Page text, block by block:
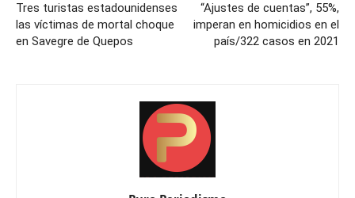
Tres turistas estadounidenses
las víctimas de mortal choque
en Savegre de Quepos
“Ajustes de cuentas”, 55%,
imperan en homicidios en el
país/322 casos en 2021